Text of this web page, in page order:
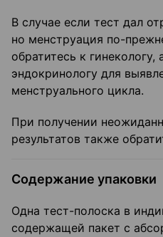
В случае если тест дал
но менструация по-
обратитесь к
эндокринологу для
менструального цикла.
При получении
результатов также
Содержание упаковки
Одна тест-полоска в
содержащей пакет с